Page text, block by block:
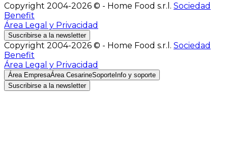
Copyright 2004-2026 © - Home Food s.r.l. Sociedad
Benefit
Área Legal y Privacidad
Suscribirse a la newsletter
Copyright 2004-2026 © - Home Food s.r.l. Sociedad
Benefit
Área Legal y Privacidad
Área EmpresaÁrea CesarineSoporte Info y soporte
Suscribirse a la newsletter